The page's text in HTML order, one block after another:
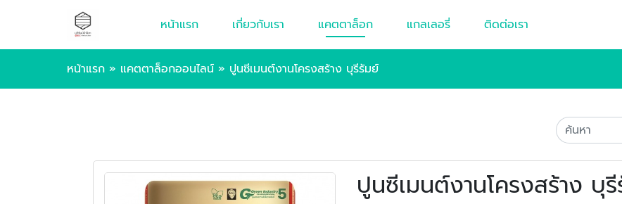
หน้าแรก เกี่ยวกับเรา แคตตาล็อก แกลเลอรี่ ติดต่อเรา
หน้าแรก » แคตตาล็อกออนไลน์ » ปูนซีเมนต์งานโครงสร้าง บุรีรัมย์
ปูนซีเมนต์งานโครงสร้าง บุ